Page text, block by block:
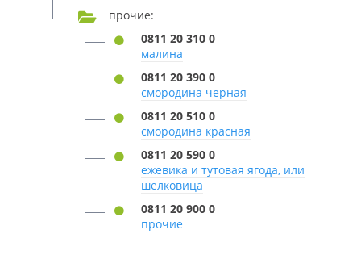
прочие:
0811 20 310 0
малина
0811 20 390 0
смородина черная
0811 20 510 0
смородина красная
0811 20 590 0
ежевика и тутовая ягода, или
шелковица
0811 20 900 0
прочие